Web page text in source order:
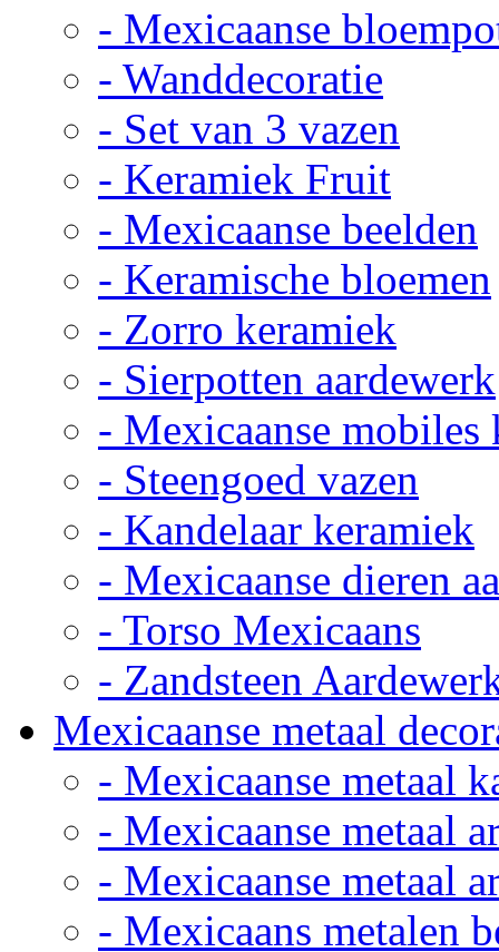
- Mexicaanse
- Wanddecoratie
- Set van 3 vazen
- Keramiek Fruit
- Mexicaanse beelden
- Keramische bloemen
- Zorro keramiek
- Sierpotten aardewerk
- Mexicaanse mobiles
- Steengoed vazen
- Kandelaar keramiek
- Mexicaanse dieren
- Torso Mexicaans
- Zandsteen
Mexicaanse metaal
- Mexicaanse metaal
- Mexicaanse metaal
- Mexicaanse metaal
- Mexicaans metalen